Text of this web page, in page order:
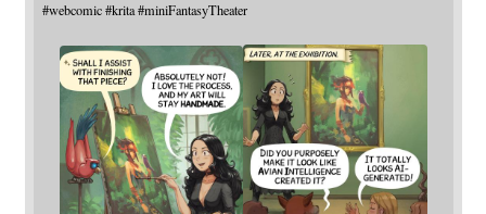
#webcomic #krita #miniFantasyTheater